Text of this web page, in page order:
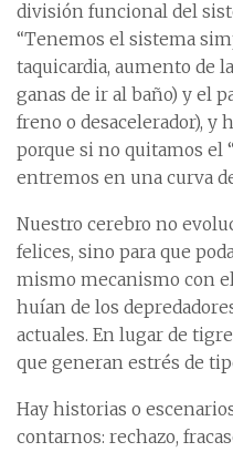
división funcional del
“Tenemos el sistema
taquicardia, aumento de
ganas de ir al baño) y el
freno o desacelerador), y
porque si no quitamos el
entremos en una curva
Nuestro cerebro no
felices, sino para que
mismo mecanismo con
huían de los
actuales. En lugar de
que generan estrés de
Hay historias o
contarnos: rechazo,